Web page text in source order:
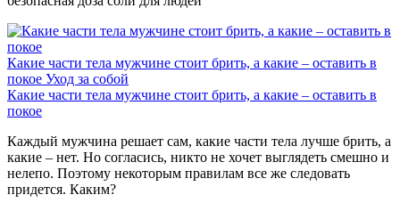
Какие части тела мужчине стоит брить, а какие – оставить в
покое Уход за собой
Какие части тела мужчине стоит брить, а какие – оставить в
покое
Каждый мужчина решает сам, какие части тела лучше брить, а
какие – нет. Но согласись, никто не хочет выглядеть смешно и
нелепо. Поэтому некоторым правилам все же следовать
придется. Каким?